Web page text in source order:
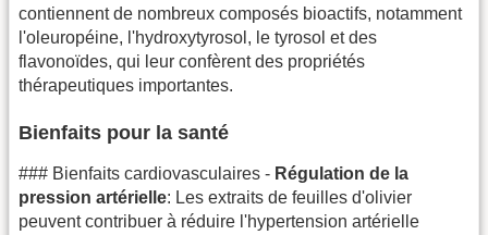
contiennent de nombreux composés bioactifs, notamment
l'oleuropéine, l'hydroxytyrosol, le tyrosol et des
flavonoïdes, qui leur confèrent des propriétés
thérapeutiques importantes.
Bienfaits pour la santé
### Bienfaits cardiovasculaires - Régulation de la
pression artérielle: Les extraits de feuilles d'olivier
peuvent contribuer à réduire l'hypertension artérielle